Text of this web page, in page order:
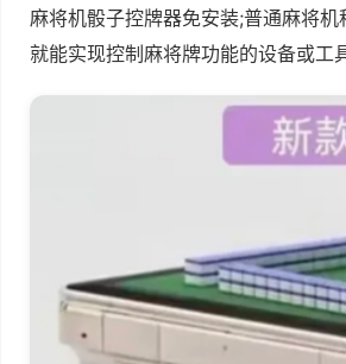
麻将机骰子控牌器免安装;普通麻将
就能实现控制麻将牌功能的设备或工具